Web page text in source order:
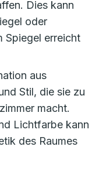
Dies kann
oder
Spiegel erreicht
aus
Stil, die sie zu
macht.
Lichtfarbe kann
des Raumes